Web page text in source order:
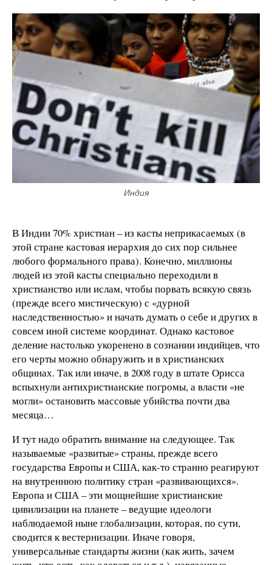
Индия
В Индии 70% христиан – из касты неприкасаемых (в
этой стране кастовая иерархия до сих пор сильнее
любого формального права). Конечно, миллионы
людей из этой касты специально переходили в
христианство или ислам, чтобы порвать всякую связь
(прежде всего мистическую) с «дурной
наследственностью» и начать думать о себе и других в
совсем иной системе координат. Однако кастовое
деление настолько укоренено в сознании индийцев, что
его черты можно обнаружить и в христианских
общинах. Так или иначе, в 2008 году в штате Орисса
вспыхнули антихристианские погромы, а власти «не
могли» остановить массовые убийства почти два
месяца…
И тут надо обратить внимание на следующее. Так
называемые «развитые» страны, прежде всего
государства Европы и США, как-то странно реагируют
на внутреннюю политику стран «развивающихся».
Европа и США – эти мощнейшие христианские
цивилизации на планете – ведущие идеологи
наблюдаемой ныне глобализации, которая, по сути,
сводится к вестернизации. Иначе говоря,
универсальные стандарты жизни (как жить, зачем